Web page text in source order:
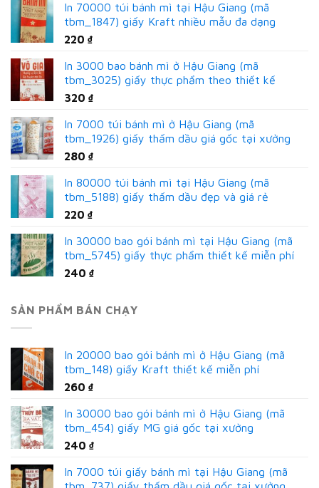
In 70000 túi bánh mì tại Hậu Giang (mã
tbm_1847) giấy Kraft nhiều mẫu đa dạng
220 ₫
In 3000 bao bánh mì ở Hậu Giang (mã
tbm_3025) giấy thực phẩm theo thiết kế
320 ₫
In 7000 túi bánh mì ở Hậu Giang (mã
tbm_1926) giấy thấm dầu giá gốc tại xưởng
280 ₫
In 80000 túi bánh mì tại Hậu Giang (mã
tbm_5188) giấy thấm dầu đẹp và giá rẻ
220 ₫
In 30000 bao gói bánh mì tại Hậu Giang (mã
tbm_5745) giấy thực phẩm thiết kế miễn phí
240 ₫
SẢN PHẨM BÁN CHẠY
In 20000 bao gói bánh mì ở Hậu Giang (mã
tbm_148) giấy Kraft thiết kế miễn phí
260 ₫
In 30000 bao gói bánh mì ở Hậu Giang (mã
tbm_454) giấy MG giá gốc tại xưởng
240 ₫
In 7000 túi giấy bánh mì tại Hậu Giang (mã